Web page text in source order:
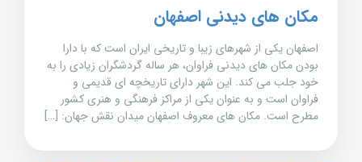
مکان های دیدنی اصفهان
اصفهان یکی از شهرهای زیبا و تاریخی ایران است که با دارا
بودن مکان های دیدنی فراوان، هر ساله گردشگران زیادی را به
خود جلب می کند. این شهر دارای تاریخچه ای قدیمی و
فراوان است و به عنوان یکی از مراکز فرهنگی و هنری کشور
مطرح است. مکان های معروف اصفهان میدان نقش جهان: […]